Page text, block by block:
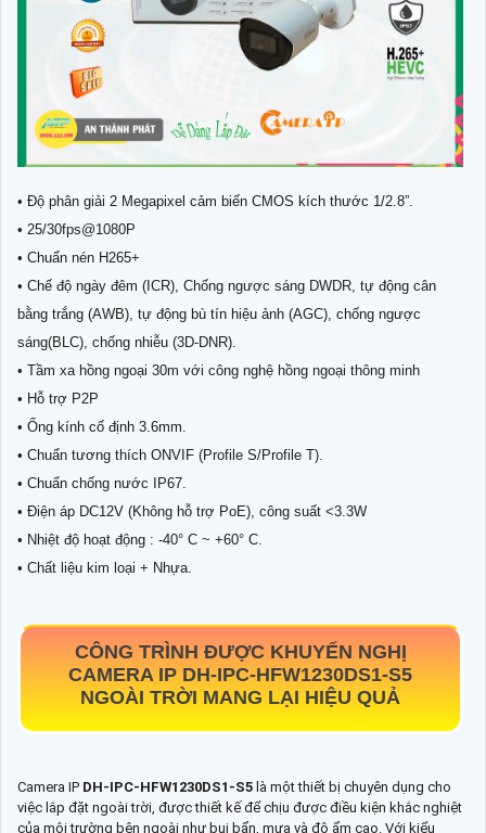
• Độ phân giải 2 Megapixel cảm biến CMOS kích thước 1/2.8”.
• 25/30fps@1080P
• Chuẩn nén H265+
• Chế độ ngày đêm (ICR), Chống ngược sáng DWDR, tự động cân
bằng trắng (AWB), tự động bù tín hiệu ảnh (AGC), chống ngược
sáng(BLC), chống nhiễu (3D-DNR).
• Tầm xa hồng ngoại 30m với công nghệ hồng ngoại thông minh
• Hỗ trợ P2P
• Ống kính cố định 3.6mm.
• Chuẩn tương thích ONVIF (Profile S/Profile T).
• Chuẩn chống nước IP67.
• Điện áp DC12V (Không hỗ trợ PoE), công suất <3.3W
• Nhiệt độ hoạt động : -40° C ~ +60° C.
• Chất liệu kim loại + Nhựa.
CÔNG TRÌNH ĐƯỢC KHUYẾN NGHỊ
CAMERA IP DH-IPC-HFW1230DS1-S5
NGOÀI TRỜI MANG LẠI HIỆU QUẢ
Camera IP DH-IPC-HFW1230DS1-S5 là một thiết bị chuyên dụng cho
việc lắp đặt ngoài trời, được thiết kế để chịu được điều kiện khắc nghiệt
của môi trường bên ngoài như bụi bẩn, mưa và độ ẩm cao. Với kiểu